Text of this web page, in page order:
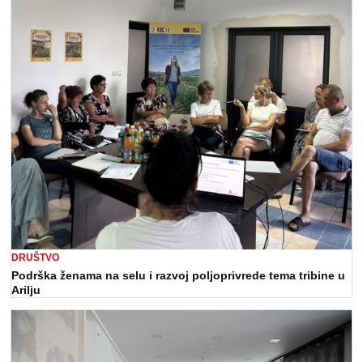
DRUŠTVO
Podrška ženama na selu i razvoj poljoprivrede tema tribine u
Arilju